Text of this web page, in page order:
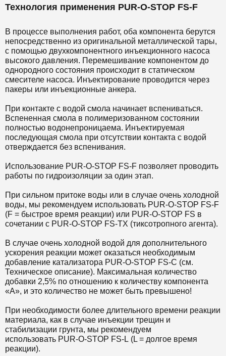
Технология применения PUR-O-STOP FS-F
В процессе выполнения работ, оба компонента берутся
непосредственно из оригинальной металлической тары,
с помощью двухкомпонентного инъекционного насоса
высокого давления. Перемешивание компонентом до
однородного состояния происходит в статическом
смесителе насоса. Инъектирование проводится через
пакеры или инъекционные анкера.
При контакте с водой смола начинает вспениваться.
Вспененная смола в полимеризованном состоянии
полностью водонепроницаема. Инъектируемая
последующая смола при отсутствии контакта с водой
отверждается без вспенивания.
Использование PUR-O-STOP FS-F позволяет проводить
работы по гидроизоляции за один этап.
При сильном притоке воды или в случае очень холодной
воды, мы рекомендуем использовать PUR-O-STOP FS-F
(F = быстрое время реакции) или PUR-O-STOP FS в
сочетании с PUR-O-STOP FS-TX (тиксотропного агента).
В случае очень холодной водой для дополнительного
ускорения реакции может оказаться необходимым
добавление катализатора PUR-O-STOP FS-C (см.
Техническое описание). Максимальная количество
добавки 2,5% по отношению к количеству компонента
«А», и это количество не может быть превышено!
При необходимости более длительного времени реакции
материала, как в случае инъекции трещин и
стабилизации грунта, мы рекомендуем
использовать PUR-O-STOP FS-L (L = долгое время
реакции).